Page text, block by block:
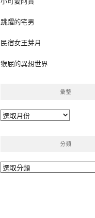
跳躍的宅男
民宿女王芽月
猴屁的異想世界
彙整
彙
分類
分